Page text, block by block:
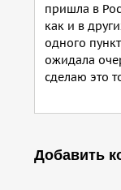
пришла в
как и в
одного
ожидала
сделаю это
Добавить